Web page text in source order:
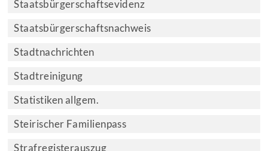
Staatsbürgerschaftsevidenz
Staatsbürgerschaftsnachweis
Stadtnachrichten
Stadtreinigung
Statistiken allgem.
Steirischer Familienpass
Strafregisterauszug